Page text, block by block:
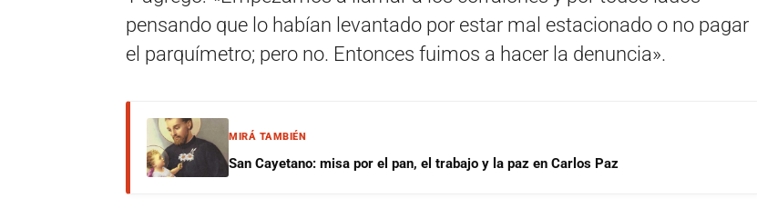
pensando que lo habían levantado por estar mal estacionado o no pagar
el parquímetro; pero no. Entonces fuimos a hacer la denuncia».
MIRÁ TAMBIÉN
San Cayetano: misa por el pan, el trabajo y la paz en Carlos Paz